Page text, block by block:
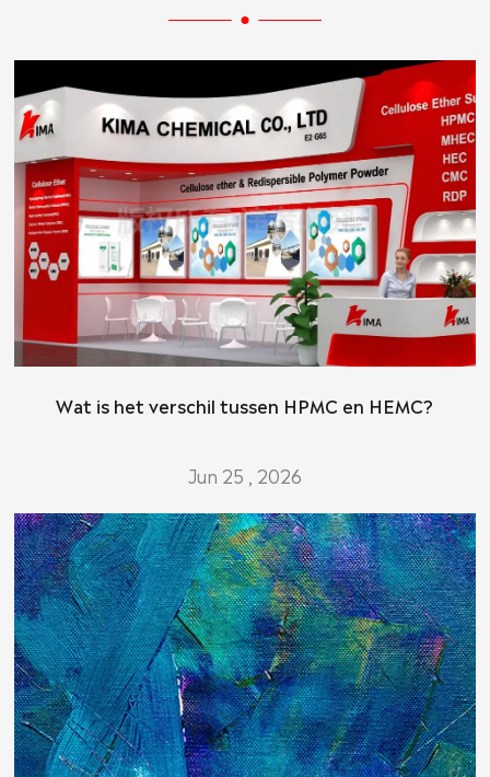
Wat is het verschil tussen HPMC en HEMC?
Jun 25 , 2026